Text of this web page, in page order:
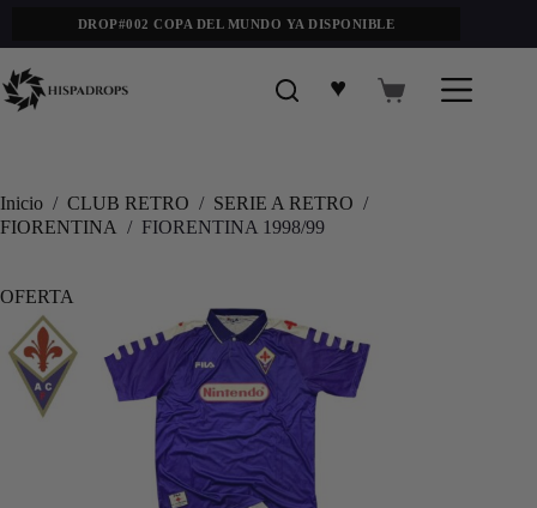
DROP#002 COPA DEL MUNDO YA DISPONIBLE
♥
Inicio / CLUB RETRO / SERIE A RETRO /
FIORENTINA / FIORENTINA 1998/99
OFERTA